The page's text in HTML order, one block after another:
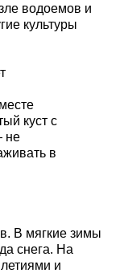
водоемов и
культуры
куст с
не
в
В мягкие зимы
снега. На
и